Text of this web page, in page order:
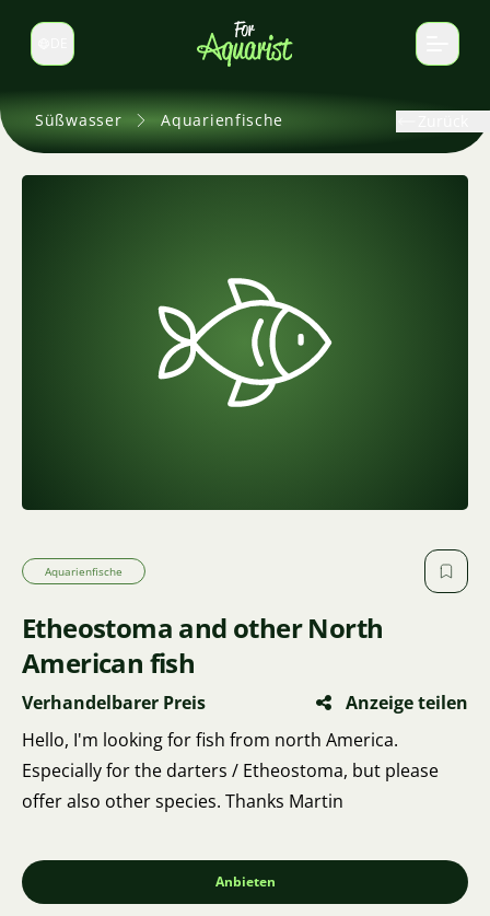
Sprache wechseln
Süßwasser Aquarienfische
Aquarienfische
Etheostoma and other North
American fish
Verhandelbarer Preis
Anzeige teilen
Hello, I'm looking for fish from north America.
Especially for the darters / Etheostoma, but please
offer also other species. Thanks Martin
Anbieten